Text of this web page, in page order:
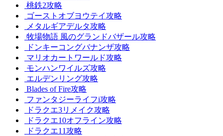
桃鉄2攻略
ゴーストオブヨウテイ攻略
メタルギアデルタ攻略
牧場物語 風のグランドバザール攻略
ドンキーコングバナンザ攻略
マリオカートワールド攻略
モンハンワイルズ攻略
エルデンリング攻略
Blades of Fire攻略
ファンタジーライフi攻略
ドラクエ3リメイク攻略
ドラクエ10オフライン攻略
ドラクエ11攻略